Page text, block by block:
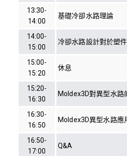
13:30-
14:00
基礎冷卻水路理論
14:00-
15:00
冷卻水路設計對於塑
15:00-
15:20
休息
15:20-
16:30
Moldex3D對異型水路
16:30-
16:50
Moldex3D異型水路應
16:50-
17:00
Q&A